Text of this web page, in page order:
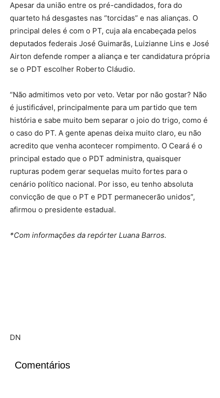
Apesar da união entre os pré-candidados, fora do
quarteto há desgastes nas “torcidas” e nas alianças. O
principal deles é com o PT, cuja ala encabeçada pelos
deputados federais José Guimarãs, Luizianne Lins e José
Airton defende romper a aliança e ter candidatura própria
se o PDT escolher Roberto Cláudio.
“Não admitimos veto por veto. Vetar por não gostar? Não
é justificável, principalmente para um partido que tem
história e sabe muito bem separar o joio do trigo, como é
o caso do PT. A gente apenas deixa muito claro, eu não
acredito que venha acontecer rompimento. O Ceará é o
principal estado que o PDT administra, quaisquer
rupturas podem gerar sequelas muito fortes para o
cenário político nacional. Por isso, eu tenho absoluta
convicção de que o PT e PDT permanecerão unidos”,
afirmou o presidente estadual.
*Com informações da repórter Luana Barros.
DN
Comentários